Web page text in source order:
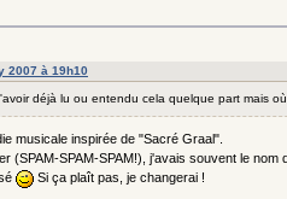
2007 à 19h10
déjà lu ou entendu cela quelque part mais
musicale inspirée de "Sacré Graal".
(SPAM-SPAM-SPAM!), j'avais souvent le nom
Si ça plaît pas, je changerai !